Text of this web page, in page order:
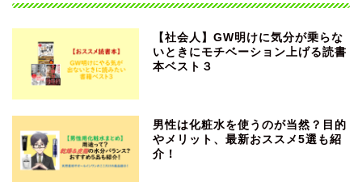
【社会人】GW明けに気分が乗らな
いときにモチベーション上げる読書
本ベスト３
男性は化粧水を使うのが当然？目的
やメリット、最新おススメ5選も紹
介！